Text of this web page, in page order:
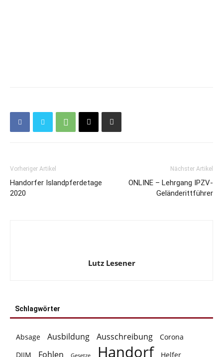
Vorheriger Artikel
Handorfer Islandpferdetage
2020
Nächster Artikel
ONLINE – Lehrgang IPZV-
Geländerittführer
Lutz Lesener
Schlagwörter
Absage Ausbildung Ausschreibung
Corona
DJIM
Fohlen Gesetze Handorf
Helfer